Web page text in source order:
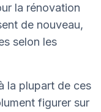
la rénovation
de nouveau,
selon les
la plupart de ces
figurer sur